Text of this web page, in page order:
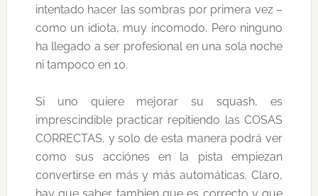
intentado hacer las sombras por primera vez –
como un idiota, muy incomodo. Pero ninguno
ha llegado a ser profesional en una sola noche
ni tampoco en 10.
Si uno quiere mejorar su squash, es
imprescindible practicar repitiendo las COSAS
CORRECTAS, y solo de esta manera podrá ver
como sus acciónes en la pista empiezan
convertirse en más y más automáticas. Claro,